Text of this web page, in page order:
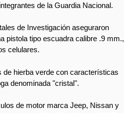
de la Guardia Nacional.
de Investigación aseguraron
pistola tipo escuadra calibre .9 mm.,
celulares.
hierba verde con características
denominada "cristal".
de motor marca Jeep, Nissan y